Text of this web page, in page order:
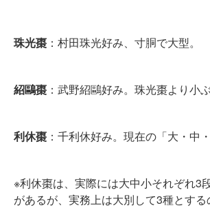
珠光棗 ：村田珠光好み、寸胴で大型。
紹鷗棗 ：武野紹鷗好み。珠光棗より小
利休棗 ：千利休好み。現在の「大・中
※利休棗は、実際には大中小それぞれ3
があるが、実務上は大別して3種とする